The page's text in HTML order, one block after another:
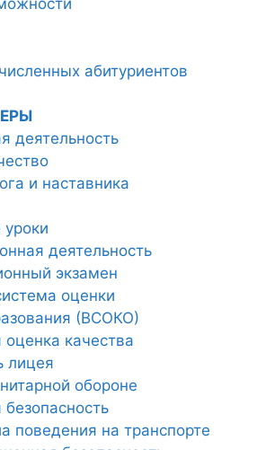
абитуриентов
деятельность
и наставника
деятельность
экзамен
оценки
(ВСОКО)
качества
лицея
обороне
поведения на транспорте